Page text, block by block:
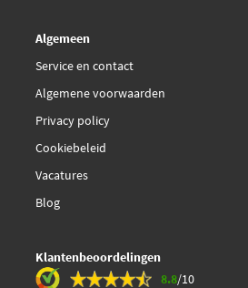
Algemeen
Service en contact
Algemene voorwaarden
Privacy policy
Cookiebeleid
Vacatures
Blog
Klantenbeoordelingen
8.8/10